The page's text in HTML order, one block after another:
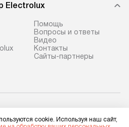
Electrolux
Помощь
Вопросы и ответы
Видео
Контакты
Сайты-партнеры
cookie. Используя наш сайт,